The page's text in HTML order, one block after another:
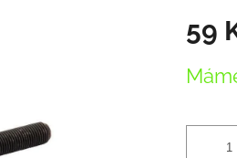
59
cena: